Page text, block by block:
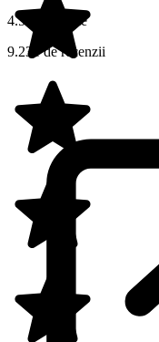
4.5 din 5 stele
9.231 de recenzii